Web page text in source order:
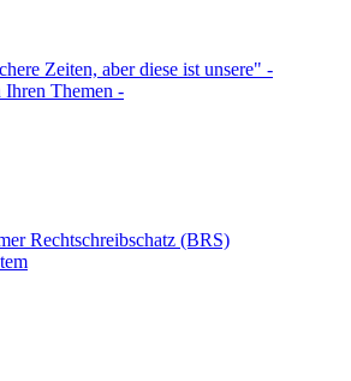
Zeiten, aber diese ist unsere" -
Ihren Themen -
Rechtschreibschatz (BRS)